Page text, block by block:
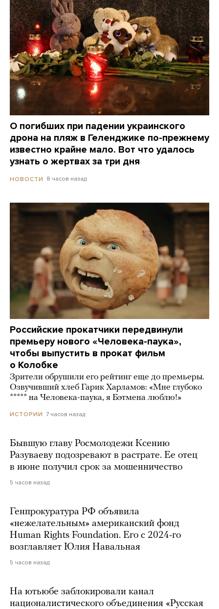
О погибших при падении украинского
дрона на пляж в Геленджике по-прежнему
известно крайне мало. Вот что удалось
узнать о жертвах за три дня
НОВОСТИ 8 часов назад
Российские прокатчики передвинули
премьеру нового «Человека-паука»,
чтобы выпустить в прокат фильм
о Колобке
Зрители обрушили его рейтинг еще до премьеры.
Озвучивший хлеб Гарик Харламов: «Мне глубоко
***** на Человека-паука, я Бэтмена люблю!»
ИСТОРИИ 7 часов назад
Бывшую главу Росмолодежи Ксению
Разуваеву подозревают в растрате. Ее отец
в июне получил срок за мошенничество
5 часов назад
Генпрокуратура РФ объявила
«нежелательным» американский фонд
Human Rights Foundation. Его с 2024-го
возглавляет Юлия Навальная
5 часов назад
На ютьюбе заблокировали канал
националистического объединения «Русская